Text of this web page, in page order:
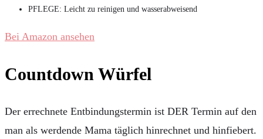
PFLEGE: Leicht zu reinigen und wasserabweisend
Bei Amazon ansehen
Countdown Würfel
Der errechnete Entbindungstermin ist DER Termin auf den
man als werdende Mama täglich hinrechnet und hinfiebert.